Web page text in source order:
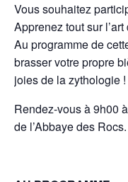
Vous souhaitez
Apprenez tout sur
Au programme de
brasser votre propre
joies de la zythologie !
Rendez-vous à 9h00
de l’Abbaye des Rocs.